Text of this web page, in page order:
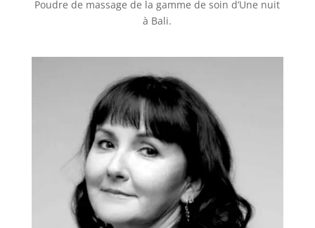
Poudre de massage de la gamme de soin d’Une nuit
à Bali.